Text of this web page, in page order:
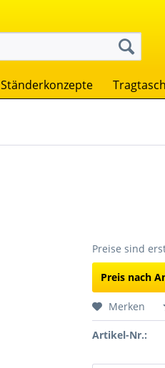
Ständerkonzepte
Preise sind
Preis nach
Merken
Artikel-Nr.: